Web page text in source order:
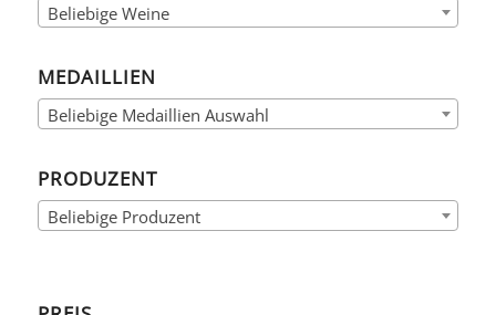
Beliebige Weine
MEDAILLIEN
Beliebige Medaillien Auswahl
PRODUZENT
Beliebige Produzent